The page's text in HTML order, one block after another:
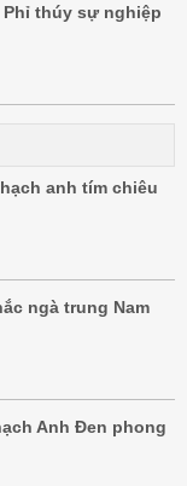
thúy sự nghiệp
anh tím chiêu
ngà trung Nam
Anh Đen phong